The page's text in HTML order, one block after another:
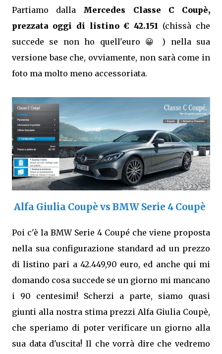
Partiamo dalla Mercedes Classe C Coupè,
prezzata oggi di listino € 42.151 (chissà che
succede se non ho quell'euro 😀 ) nella sua
versione base che, ovviamente, non sarà come in
foto ma molto meno accessoriata.
Alfa Giulia Coupè vs BMW Serie 4 Coupè
Poi c'è la BMW Serie 4 Coupé che viene proposta
nella sua configurazione standard ad un prezzo
di listino pari a 42.449,90 euro, ed anche qui mi
domando cosa succede se un giorno mi mancano
i 90 centesimi! Scherzi a parte, siamo quasi
giunti alla nostra stima prezzi Alfa Giulia Coupè,
che speriamo di poter verificare un giorno alla
sua data d'uscita! Il che vorrà dire che vedremo